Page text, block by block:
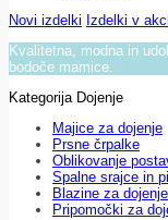
Novi izdelki Izdelki v
Kvalitetna, modna in
bodoče mamice.
Kategorija Dojenje
Majice za dojenje
Prsne črpalke
Oblikovanje
Spalne srajce in
Blazine za dojenje
Pripomočki za